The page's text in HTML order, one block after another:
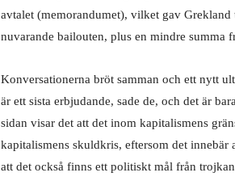
avtalet (memorandumet), vilket gav
nuvarande bailouten, plus en mindre summa
Konversationerna bröt samman och ett nytt
är ett sista erbjudande, sade de, och det är
sidan visar det att det inom kapitalismens
kapitalismens skuldkris, eftersom det innebär
att det också finns ett politiskt mål från